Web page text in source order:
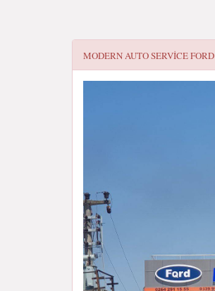
MODERN AUTO SERVICE FORD